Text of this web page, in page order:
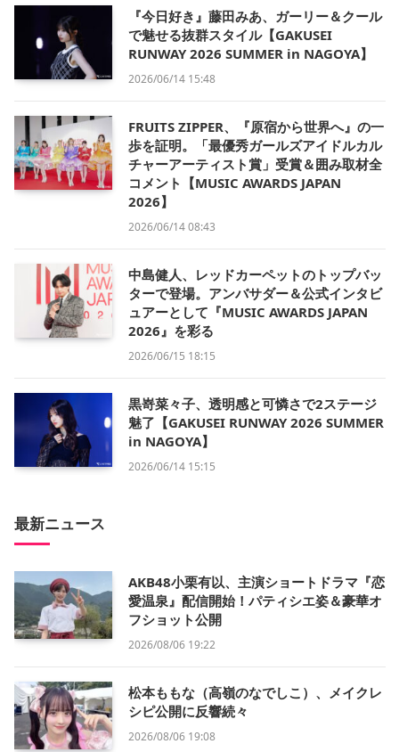
『今日好き』藤田みあ、ガーリー＆クール
で魅せる抜群スタイル【GAKUSEI
RUNWAY 2026 SUMMER in NAGOYA】
2026/06/14 15:48
FRUITS ZIPPER、『原宿から世界へ』の一
歩を証明。「最優秀ガールズアイドルカル
チャーアーティスト賞」受賞＆囲み取材全
コメント【MUSIC AWARDS JAPAN
2026】
2026/06/14 08:43
中島健人、レッドカーペットのトップバッ
ターで登場。アンバサダー＆公式インタビ
ュアーとして『MUSIC AWARDS JAPAN
2026』を彩る
2026/06/15 18:15
黒嵜菜々子、透明感と可憐さで2ステージ
魅了【GAKUSEI RUNWAY 2026 SUMMER
in NAGOYA】
2026/06/14 15:15
最新ニュース
AKB48小栗有以、主演ショートドラマ『恋
愛温泉』配信開始！パティシエ姿＆豪華オ
フショット公開
2026/08/06 19:22
松本ももな（高嶺のなでしこ）、メイクレ
シピ公開に反響続々
2026/08/06 19:08